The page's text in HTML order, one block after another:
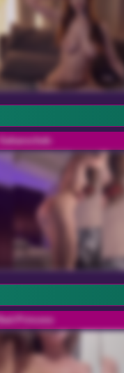
-Saharochek-
Bad-Princess